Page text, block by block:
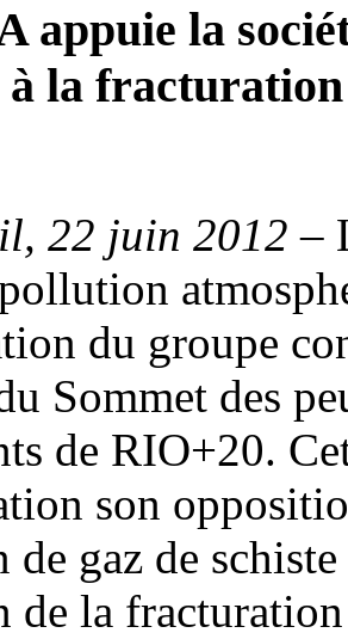
appuie la
à la
22 juin 2012 –
du groupe
Sommet des
de RIO+20.
son
de gaz de
de la